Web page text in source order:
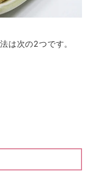
は次の2つです。